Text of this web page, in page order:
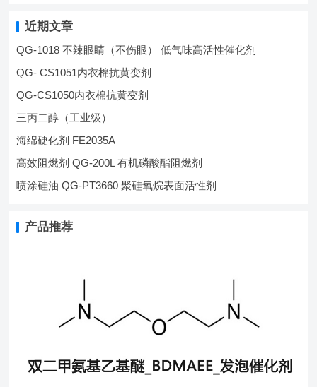
近期文章
QG-1018 不辣眼睛（不伤眼） 低气味高活性催化剂
QG- CS1051内衣棉抗黄变剂
QG-CS1050内衣棉抗黄变剂
三丙二醇（工业级）
海绵硬化剂 FE2035A
高效阻燃剂 QG-200L 有机磷酸酯阻燃剂
喷涂硅油 QG-PT3660 聚硅氧烷表面活性剂
产品推荐